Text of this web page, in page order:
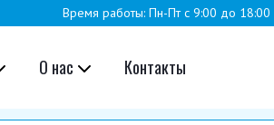
Время работы: Пн-Пт с 9:00 до 18:00
О нас Контакты